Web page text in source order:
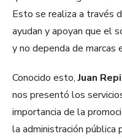
Esto se realiza a través
ayudan y apoyan que el
y no dependa de marcas
Conocido esto,Juan
nos presentó los
importancia de la
la administración pública